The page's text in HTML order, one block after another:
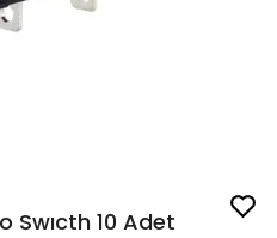
Swıcth 10 Adet